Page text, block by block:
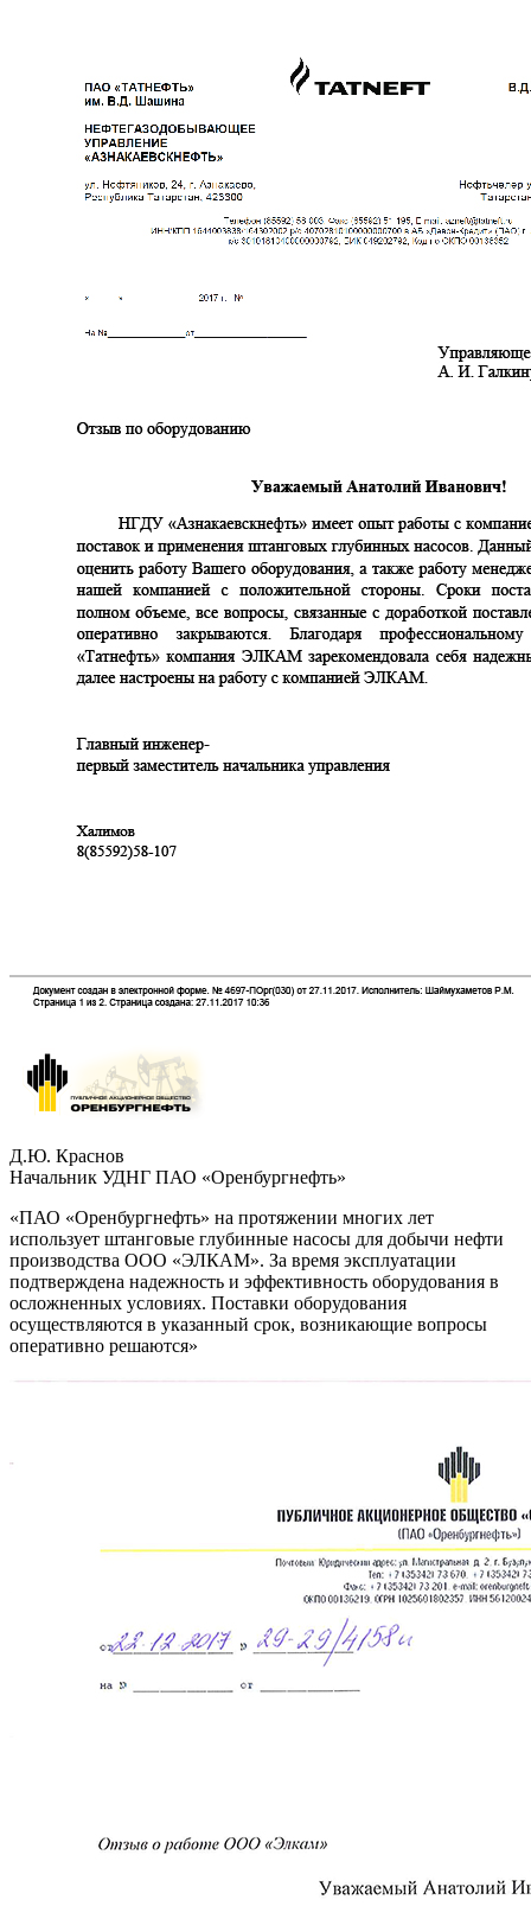
Д.Ю. Краснов
Начальник УДНГ ПАО «Оренбургнефть»
«ПАО «Оренбургнефть» на протяжении многих лет
использует штанговые глубинные насосы для добычи нефти
производства ООО «ЭЛКАМ». За время эксплуатации
подтверждена надежность и эффективность оборудования в
осложненных условиях. Поставки оборудования
осуществляются в указанный срок, возникающие вопросы
оперативно решаются»